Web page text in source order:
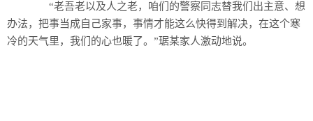
“老吾老以及人之老，咱们的警察同志替我们出主意、想
办法，把事当成自己家事，事情才能这么快得到解决，在这个寒
冷的天气里，我们的心也暖了。”琚某家人激动地说。